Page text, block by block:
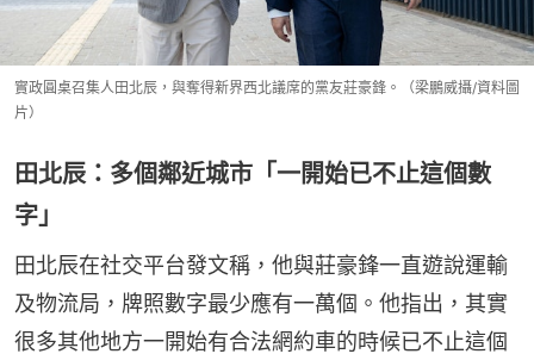
實政圓桌召集人田北辰，與奪得新界西北議席的黨友莊豪鋒。（梁鵬威攝/資料圖
片）
田北辰：多個鄰近城市「一開始已不止這個數
字」
田北辰在社交平台發文稱，他與莊豪鋒一直遊說運輸
及物流局，牌照數字最少應有一萬個。他指出，其實
很多其他地方一開始有合法網約車的時候已不止這個